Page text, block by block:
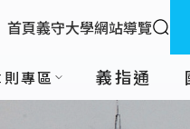
:::
首頁義守大學網站導覽
專區 義指通